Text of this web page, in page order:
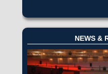
NEWS &